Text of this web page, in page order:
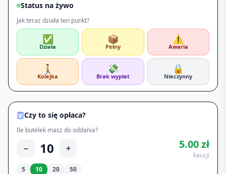
Status na żywo
Jak teraz działa ten punkt?
✅
Działa
📦
Pełny
⚠️
Awaria
🚶
Kolejka
💸
Brak wypłat
🔒
Nieczynny
Czy to się opłaca?
Ile butelek masz do oddania?
− 10 + 5.00zł
kaucji
5
10 20 50